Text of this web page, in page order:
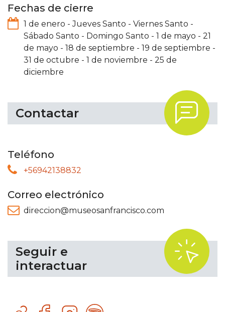
Fechas de cierre
1 de enero -Jueves Santo - Viernes Santo -
Sábado Santo - Domingo Santo - 1 de mayo - 21
de mayo - 18 de septiembre - 19 de septiembre -
31 de octubre - 1 de noviembre - 25 de
diciembre
Contactar .
Teléfono
+56942138832
Correo electrónico
direccion@museosanfrancisco.com
Seguir e
interactuar
.